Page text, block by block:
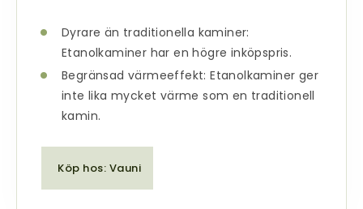
Dyrare än traditionella kaminer:
Etanolkaminer har en högre inköpspris.
Begränsad värmeeffekt: Etanolkaminer ger
inte lika mycket värme som en traditionell
kamin.
Köp hos: Vauni